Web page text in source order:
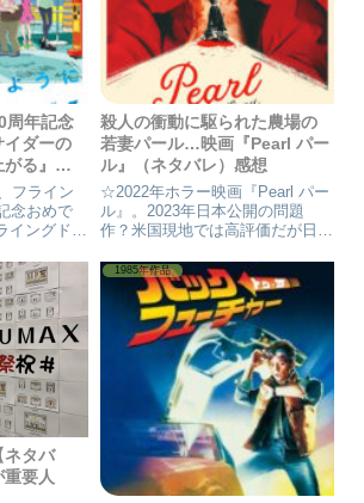
周年記念
イダーの
がる』感
フライン
念おめで
イングドッ
けど、フラ
ッドの子
！ だか
あるのか
殺人の衝動に駆られた農場の
若妻パール…映画『Pearl パー
ル』（ネタバレ）感想
☆2022年ホラー映画『Pearl パー
ル』。2023年日本公開の問題
作？米国現地では高評価だが日本
の田舎町を舞台に繰り広げられる
殺人劇。激しい衝動だけが若妻パ
ールを突き動かしダンサーの夢か
らやがて殺人を
ネタバ
重要人
1985年作品